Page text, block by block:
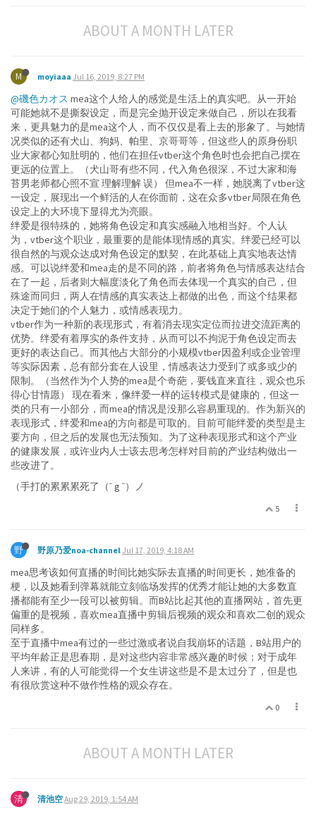
ABOUT A MONTH LATER
M moyiaaa Jul 16, 2019, 8:27 PM
@磯色カオス mea这个人给人的感觉是生活上的真实吧。从一开始
可能她就不是撕裂设定，而是完全抛开设定来做自己，所以在我看
来，更具魅力的是mea这个人，而不仅仅是看上去的形象了。与她情
况类似的还有犬山、狗妈、帕里、京哥哥等，但这些人的原身份职
业大家都心知肚明的，他们在担任vtber这个角色时也会把自己摆在
更远的位置上。（犬山哥有些不同，代入角色很深，不过大家和海
苔男老师都心照不宣 理解理解 误） 但mea不一样，她脱离了vtber这
一设定，展现出一个鲜活的人在你面前，这在众多vtber局限在角色
设定上的大环境下显得尤为亮眼。
绊爱是很特殊的，她将角色设定和真实感融入地相当好。个人认
为，vtber这个职业，最重要的是能体现情感的真实。绊爱已经可以
很自然的与观众达成对角色设定的默契，在此基础上真实地表达情
感。可以说绊爱和mea走的是不同的路，前者将角色与情感表达结合
在了一起，后者则大幅度淡化了角色而去体现一个真实的自己，但
殊途而同归，两人在情感的真实表达上都做的出色，而这个结果都
决定于她们的个人魅力，或情感表现力。
vtber作为一种新的表现形式，有着消去现实定位而拉进交流距离的
优势。绊爱有着厚实的条件支持，从而可以不拘泥于角色设定而去
更好的表达自己。而其他占大部分的小规模vtber因盈利或企业管理
等实际因素，总有部分套在人设里，情感表达力受到了或多或少的
限制。（当然作为个人势的mea是个奇葩，要钱直来直往，观众也乐
得心甘情愿） 现在看来，像绊爱一样的运转模式是健康的，但这一
类的只有一小部分，而mea的情况是没那么容易重现的。作为新兴的
表现形式，绊爱和mea的方向都是可取的。目前可能绊爱的类型是主
要方向，但之后的发展也无法预知。为了这种表现形式和这个产业
的健康发展，或许业内人士该去思考怎样对目前的产业结构做出一
些改进了。
（手打的累累累死了（ˉ g ˉ）ノ
5
野 野原乃爱noa-channel Jul 17, 2019, 4:18 AM
mea思考该如何直播的时间比她实际去直播的时间更长，她准备的
梗，以及她看到弹幕就能立刻临场发挥的优秀才能让她的大多数直
播都能有至少一段可以被剪辑。而B站比起其他的直播网站，首先更
偏重的是视频，喜欢mea直播中剪辑后视频的观众和喜欢二创的观众
同样多。
至于直播中mea有过的一些过激或者说自我崩坏的话题，B站用户的
平均年龄正是思春期，是对这些内容非常感兴趣的时候；对于成年
人来讲，有的人可能觉得一个女生讲这些是不是太过分了，但是也
有很欣赏这种不做作性格的观众存在。
0
ABOUT A MONTH LATER
清 清池空Aug 29, 2019, 1:54 AM